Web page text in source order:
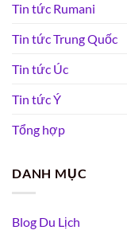
Tin tức Rumani
Tin tức Trung Quốc
Tin tức Úc
Tin tức Ý
Tổng hợp
DANH MỤC
Blog Du Lịch